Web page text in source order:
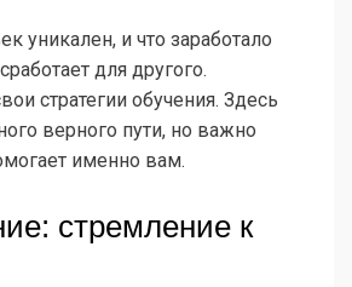
уникален, и что заработало
для другого.
стратегии обучения. Здесь
верного пути, но важно
именно вам.
стремление к